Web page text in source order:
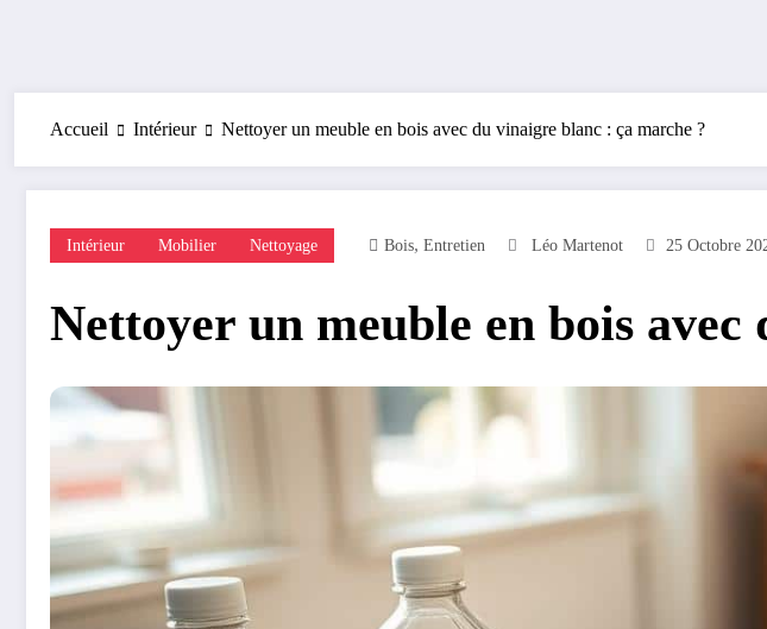
Accueil Intérieur Nettoyer un meuble en bois avec du vinaigre blanc : ça marche ?
Intérieur Mobilier Nettoyage Bois, Entretien Léo Martenot 25 Octobre
Nettoyer un meuble en bois